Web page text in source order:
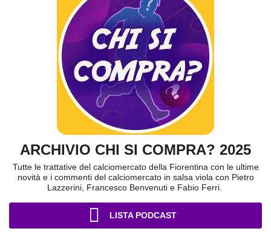
ARCHIVIO CHI SI COMPRA? 2025
Tutte le trattative del calciomercato della Fiorentina con le ultime
novità e i commenti del calciomercato in salsa viola con Pietro
Lazzerini, Francesco Benvenuti e Fabio Ferri.
LISTA PODCAST